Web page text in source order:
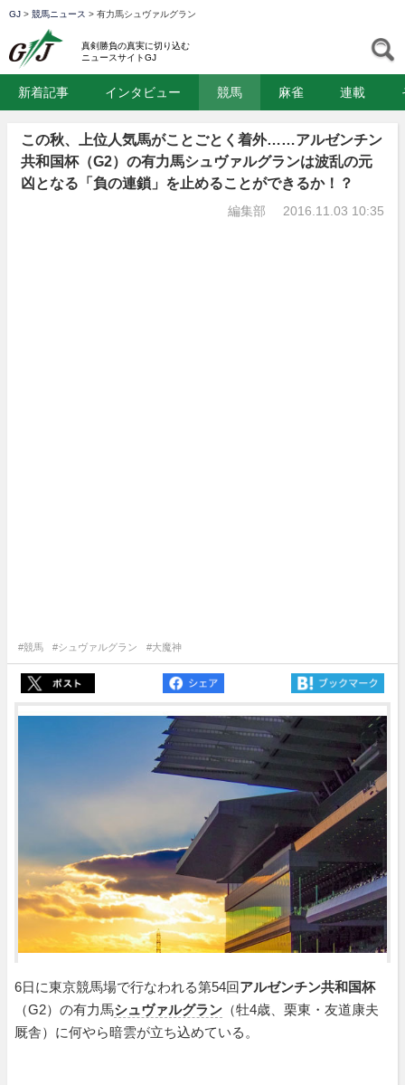
GJ > 競馬ニュース > 有力馬シュヴァルグラン
真剣勝負の真実に切り込む
ニュースサイトGJ
新着記事 インタビュー 競馬 麻雀 連載
この秋、上位人気馬がことごとく着外……アルゼンチン
共和国杯（G2）の有力馬シュヴァルグランは波乱の元
凶となる「負の連鎖」を止めることができるか！？
編集部 2016.11.03 10:35
#競馬 #シュヴァルグラン #大魔神
6日に東京競馬場で行なわれる第54回アルゼンチン共和国杯
（G2）の有力馬シュヴァルグラン （牡4歳、栗東・友道康夫
厩舎）に何やら暗雲が立ち込めている。